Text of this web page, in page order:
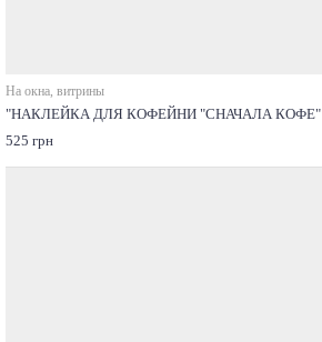
На окна, витрины
"НАКЛЕЙКА ДЛЯ КОФЕЙНИ "СНАЧАЛА КОФЕ"
525 грн